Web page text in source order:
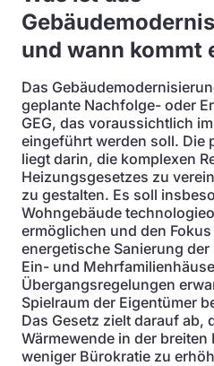
und wann kommt
Das
geplante Nachfolge- oder
GEG, das voraussichtlich
eingeführt werden soll. Die
liegt darin, die komplexen
Heizungsgesetzes zu
zu gestalten. Es soll
Wohngebäude
ermöglichen und den
energetische Sanierung
Ein- und
Übergangsregelungen
Spielraum der Eigentümer
Das Gesetz zielt darauf ab,
Wärmewende in der
weniger Bürokratie zu